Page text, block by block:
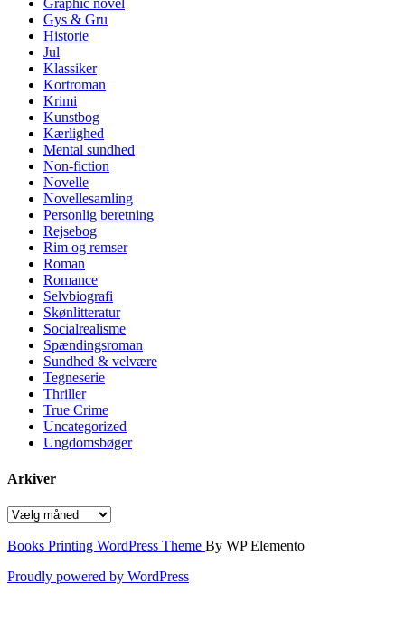
Graphic novel
Gys & Gru
Historie
Jul
Klassiker
Kortroman
Krimi
Kunstbog
Kærlighed
Mental sundhed
Non-fiction
Novelle
Novellesamling
Personlig beretning
Rejsebog
Rim og remser
Roman
Romance
Selvbiografi
Skønlitteratur
Socialrealisme
Spændingsroman
Sundhed & velvære
Tegneserie
Thriller
True Crime
Uncategorized
Ungdomsbøger
Arkiver
Arkiver
Books Printing WordPress Theme By WP Elemento
Proudly powered by WordPress